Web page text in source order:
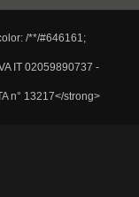
/**/#646161;
IT 02059890737 -
n° 13217</strong>